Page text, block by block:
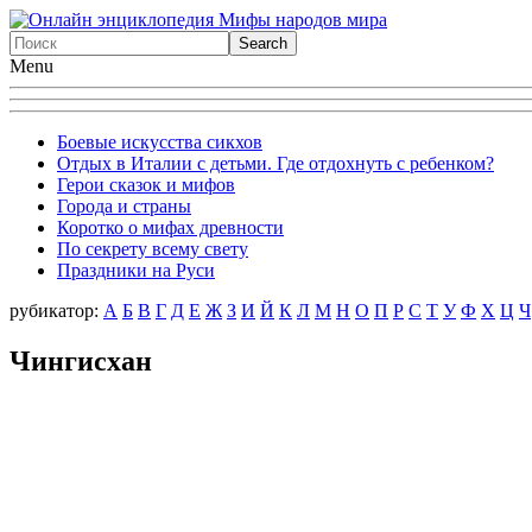
Menu
Боевые искусства сикхов
Отдых в Италии с детьми. Где отдохнуть с ребенком?
Герои сказок и мифов
Города и страны
Коротко о мифах древности
По секрету всему свету
Праздники на Руси
рубикатор: А Б В Г Д Е Ж З И Й К Л М Н О П Р С Т У Ф X Ц Ч
Чингисхан